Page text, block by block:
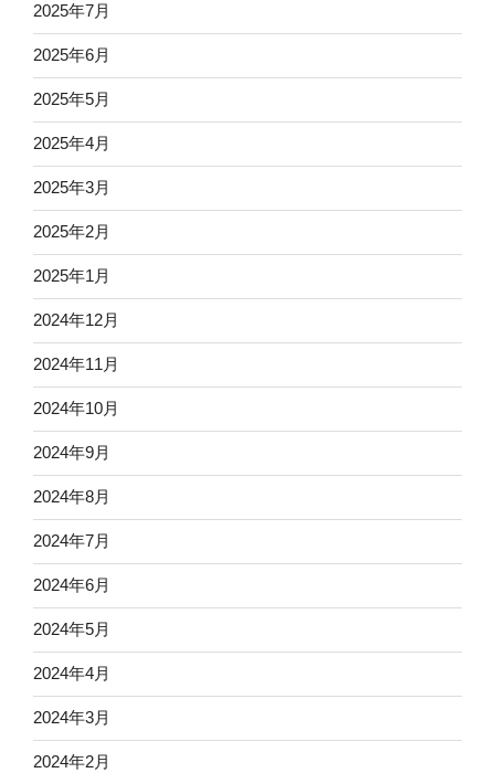
2025年7月
2025年6月
2025年5月
2025年4月
2025年3月
2025年2月
2025年1月
2024年12月
2024年11月
2024年10月
2024年9月
2024年8月
2024年7月
2024年6月
2024年5月
2024年4月
2024年3月
2024年2月